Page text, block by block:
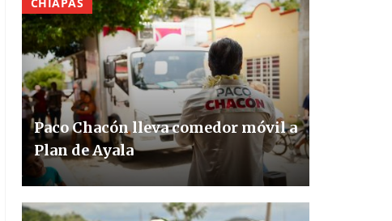
Paco Chacón lleva comedor móvil a
Plan de Ayala